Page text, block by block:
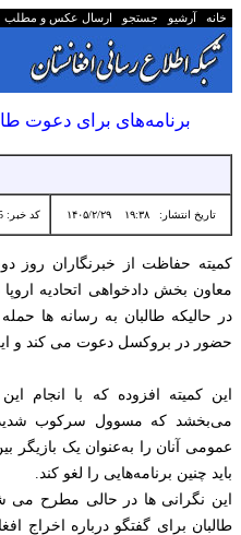
خانه آرشیو جستجو ارسال عکس و مطلب
برنامه‌های برای دعوت
تاریخ انتشار:۱۹:۳۸ ۱۴۰۵/۲/۲۹ کد خبر: 200195
معاون بخش دادخواهی اتحادیه
در حالیکه طالبان به رسانه ها
حضور در بروکسل دعوت می کند و
این کمیته افزوده که با انجام
می‌بخشد که مسوول سرکوب
عمومی آنان را به‌عنوان یک بازیگر
باید چنین برنامه‌هایی را لغو کند.
این نگرانی ها در حالی مطرح
طالبان برای گفتگو درباره اخراج